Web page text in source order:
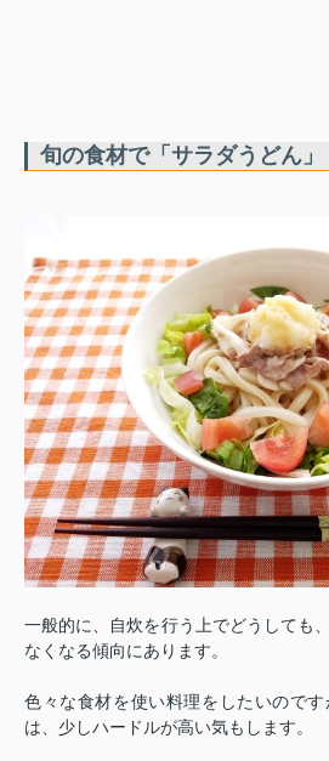
旬の食材で「サラダうどん」
一般的に、自炊を行う上でどうしても
なくなる傾向にあります。
色々な食材を使い料理をしたいので
は、少しハードルが高い気もします。